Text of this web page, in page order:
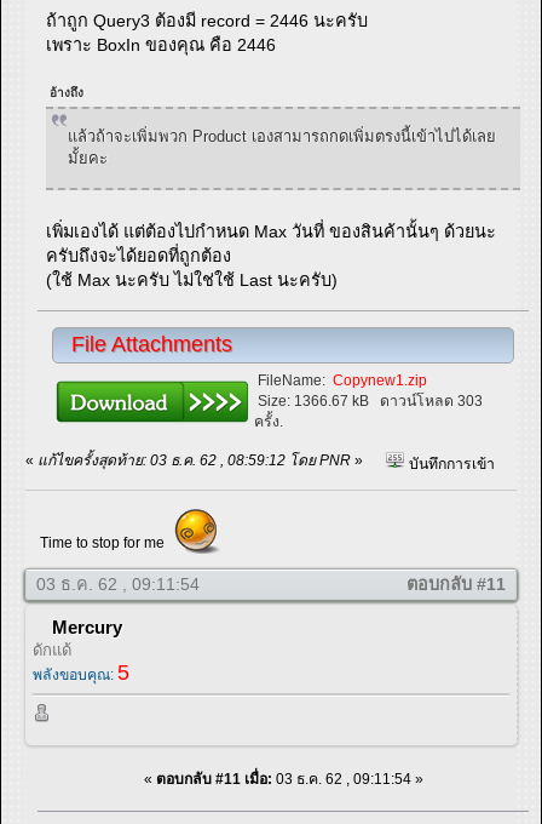
ถ้าถูก Query3 ต้องมี record = 2446 นะครับ
เพราะ BoxIn ของคุณ คือ 2446
อ้างถึง
แล้วถ้าจะเพิ่มพวก Product เองสามารถกดเพิ่มตรงนี้เข้าไปได้เลย
มั้ยคะ
เพิ่มเองได้ แต่ต้องไปกำหนด Max วันที่ ของสินค้านั้นๆ ด้วยนะ
ครับถึงจะได้ยอดที่ถูกต้อง
(ใช้ Max นะครับ ไม่ใช่ใช้ Last นะครับ)
File Attachments
FileName:Copynew1.zip
Size: 1366.67 kB ดาวน์โหลด 303
ครั้ง.
« แก้ไขครั้งสุดท้าย: 03 ธ.ค. 62 , 08:59:12 โดย PNR » บันทึกการเข้า
Time to stop for me
03 ธ.ค. 62 , 09:11:54 ตอบกลับ #11
Mercury
ดักแด้
พลังขอบคุณ: 5
« ตอบกลับ #11 เมื่อ: 03 ธ.ค. 62 , 09:11:54 »